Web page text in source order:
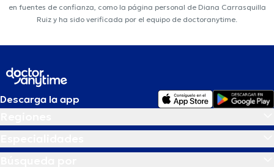
en fuentes de confianza, como la página personal de Diana Carrasquilla
Ruiz y ha sido verificada por el equipo de doctoranytime.
Descarga la app